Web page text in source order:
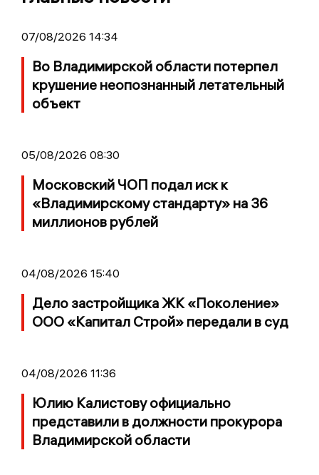
07/08/2026 14:34
Во Владимирской области потерпел
крушение неопознанный летательный
объект
05/08/2026 08:30
Московский ЧОП подал иск к
«Владимирскому стандарту» на 36
миллионов рублей
04/08/2026 15:40
Дело застройщика ЖК «Поколение»
ООО «Капитал Строй» передали в суд
04/08/2026 11:36
Юлию Калистову официально
представили в должности прокурора
Владимирской области